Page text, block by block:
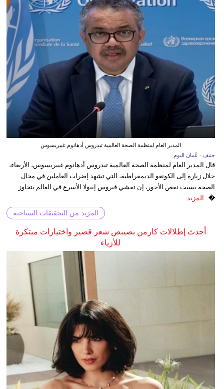
المدير العام لمنظمة الصحة العالمية تيدروس أدهانوم غيبريسوس
جنيف - عُمان اليوم
قال المدير العام لمنظمة الصحة العالمية تيدروس أدهانوم غيبريسوس، الأربعاء،
خلال زيارة إلى الكونغو الديمقراطية، التي تشهد إضراب العاملين في مجال
الصحة بسبب نقص الأجور، إن تفشي فيروس إيبولا الأسرع في العالم يتجاوز
�...
المزيد
المزيد من التحقيقات السياحية
أحدث إطلالات كارمن بصيبص شعر قصير واختيارات مبتكرة
للأزياء